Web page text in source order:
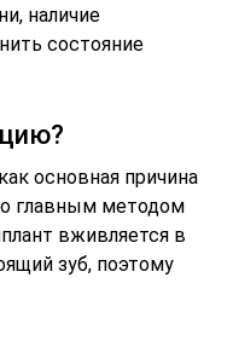
наличие
состояние
основная причина
главным методом
вживляется в
зуб, поэтому